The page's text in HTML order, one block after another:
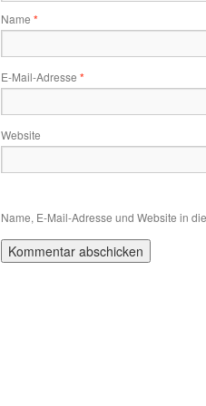
Name *
E-Mail-Adresse *
Website
Name, E-Mail-Adresse und Website in